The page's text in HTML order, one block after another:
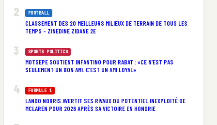
FOOTBALL
CLASSEMENT DES 20 MEILLEURS MILIEUX DE TERRAIN DE TOUS LES
TEMPS – ZINEDINE ZIDANE 2E
SPORTS POLITICS
MOTSEPE SOUTIENT INFANTINO POUR RABAT : «CE N’EST PAS
SEULEMENT UN BON AMI. C’EST UN AMI LOYAL»
FORMULE 1
LANDO NORRIS AVERTIT SES RIVAUX DU POTENTIEL INEXPLOITÉ DE
MCLAREN POUR 2026 APRÈS SA VICTOIRE EN HONGRIE